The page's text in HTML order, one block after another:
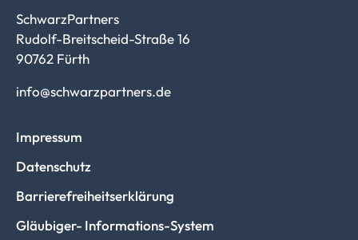
SchwarzPartners
Rudolf-Breitscheid-Straße 16
90762 Fürth
info@schwarzpartners.de
Impressum
Datenschutz
Barrierefreiheitserklärung
Gläubiger- Informations-System